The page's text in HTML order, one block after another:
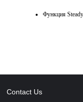
Функция
Contact Us